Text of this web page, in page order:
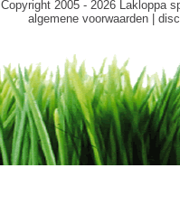
Copyright 2005 - 2026 Lakloppa
algemene voorwaarden